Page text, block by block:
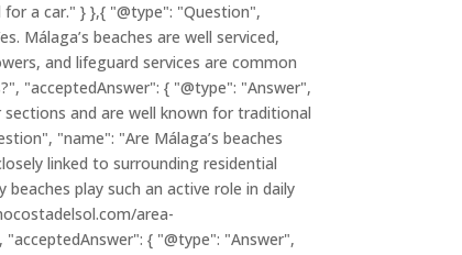
a car." } },{ "@type": "Question",
Málaga’s beaches are well serviced,
and lifeguard services are common
"acceptedAnswer": { "@type": "Answer",
and are well known for traditional
"name": "Are Málaga’s beaches
linked to surrounding residential
play such an active role in daily
area-
{ "@type": "Answer",